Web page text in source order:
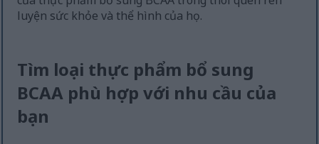
luyện sức khỏe và thể hình của họ.
Tìm loại thực phẩm bổ sung
BCAA phù hợp với nhu cầu của
bạn